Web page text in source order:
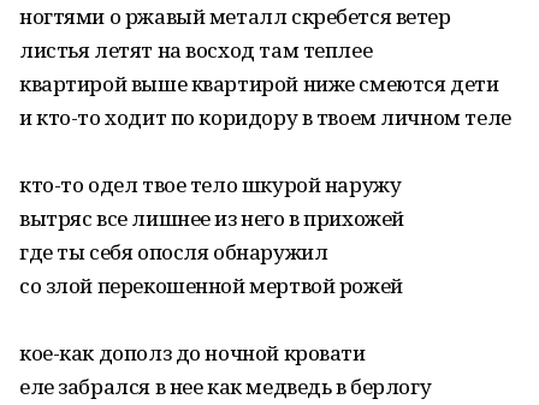
ногтями о ржавый металл скребется ветер
листья летят на восход там теплее
квартирой выше квартирой ниже смеются дети
и кто-то ходит по коридору в твоем личном теле
кто-то одел твое тело шкурой наружу
вытряс все лишнее из него в прихожей
где ты себя опосля обнаружил
со злой перекошенной мертвой рожей
кое-как дополз до ночной кровати
еле забрался в нее как медведь в берлогу